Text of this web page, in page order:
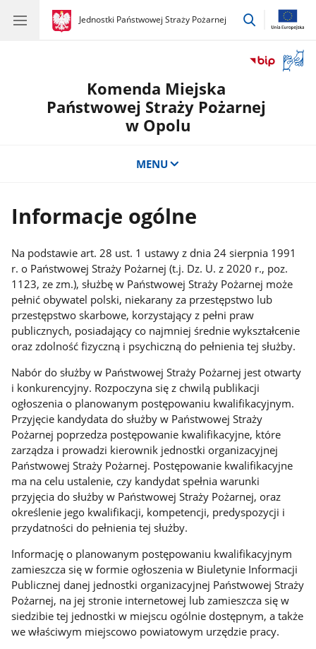
gov.pl
Jednostki Państwowej Straży Pożarnej
gov.pl
Jednostki
przejdź
okno
Komenda Miejska
Państwowej Straży Pożarnej
w Opolu
MENU
Informacje ogólne
Na podstawie art. 28 ust. 1 ustawy z dnia 24 sierpnia 1991
r. o Państwowej Straży Pożarnej (t.j. Dz. U. z 2020 r., poz.
1123, ze zm.), służbę w Państwowej Straży Pożarnej może
pełnić obywatel polski, niekarany za przestępstwo lub
przestępstwo skarbowe, korzystający z pełni praw
publicznych, posiadający co najmniej średnie wykształcenie
oraz zdolność fizyczną i psychiczną do pełnienia tej służby.
Nabór do służby w Państwowej Straży Pożarnej jest otwarty
i konkurencyjny. Rozpoczyna się z chwilą publikacji
ogłoszenia o planowanym postępowaniu kwalifikacyjnym.
Przyjęcie kandydata do służby w Państwowej Straży
Pożarnej poprzedza postępowanie kwalifikacyjne, które
zarządza i prowadzi kierownik jednostki organizacyjnej
Państwowej Straży Pożarnej. Postępowanie kwalifikacyjne
ma na celu ustalenie, czy kandydat spełnia warunki
przyjęcia do służby w Państwowej Straży Pożarnej, oraz
określenie jego kwalifikacji, kompetencji, predyspozycji i
przydatności do pełnienia tej służby.
Informację o planowanym postępowaniu kwalifikacyjnym
zamieszcza się w formie ogłoszenia w Biuletynie Informacji
Publicznej danej jednostki organizacyjnej Państwowej Straży
Pożarnej, na jej stronie internetowej lub zamieszcza się w
siedzibie tej jednostki w miejscu ogólnie dostępnym, a także
we właściwym miejscowo powiatowym urzędzie pracy.